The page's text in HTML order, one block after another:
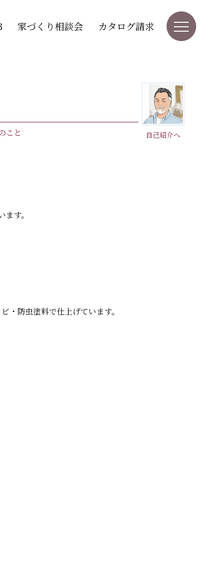
家づくり相談会 カタログ請求
自己紹介へ
こと
す。
・防虫塗料で仕上げています。